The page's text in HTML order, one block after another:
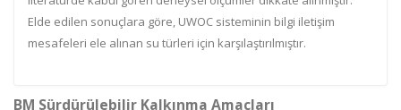
Elde edilen sonuçlara göre, UWOC sisteminin bilgi iletişim
mesafeleri ele alınan su türleri için karşılaştırılmıştır.
BM Sürdürülebilir Kalkınma Amaçları